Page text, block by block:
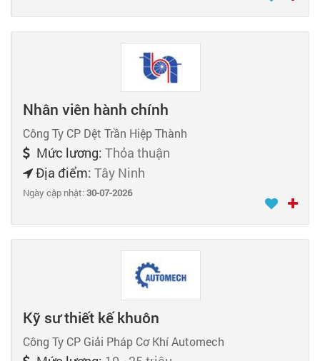
Nhân viên hành chính
Công Ty CP Dệt Trần Hiệp Thành
Mức lương: Thỏa thuận
Địa điểm: Tây Ninh
Ngày cập nhật:30-07-2026
Kỹ sư thiết kế khuôn
Công Ty CP Giải Pháp Cơ Khí Automech